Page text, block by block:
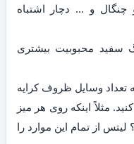
و … دچار اشتباه
سفید محبوبیت بیشتری
وسایل ظروف کرایه
مثلاً اینکه روی هر میز
لیتس از تمام این موارد را